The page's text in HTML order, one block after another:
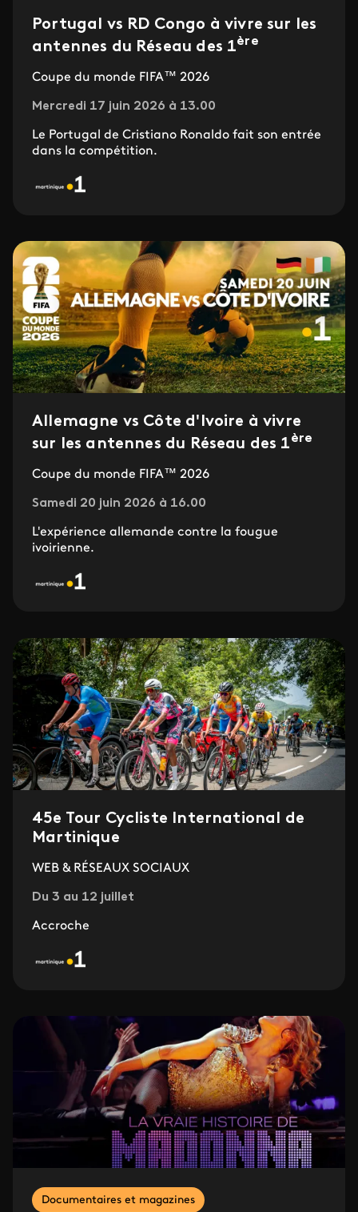
Portugal vs RD Congo à vivre sur les
antennes du Réseau des 1ère
Coupe du monde FIFA™ 2026
Mercredi 17 juin 2026 à 13.00
Le Portugal de Cristiano Ronaldo fait son entrée
dans la compétition.
Allemagne vs Côte d'Ivoire à vivre
sur les antennes du Réseau des 1ère
Coupe du monde FIFA™ 2026
Samedi 20 juin 2026 à 16.00
L'expérience allemande contre la fougue
ivoirienne.
45e Tour Cycliste International de
Martinique
WEB & RÉSEAUX SOCIAUX
Du 3 au 12 juillet
Accroche
Documentaires et magazines